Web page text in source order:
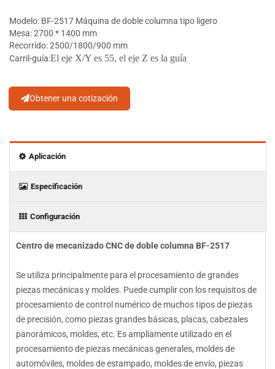
Modelo: BF-2517 Máquina de doble columna tipo ligero
Mesa: 2700 * 1400 mm
Recorrido: 2500/1800/900 mm
Carril-guía:El eje X/Y es 55, el eje Z es la guía
Obtener una cotización
Aplicación
Especificación
Configuración
Centro de mecanizado CNC de doble columna BF-2517
Se utiliza principalmente para el procesamiento de grandes
piezas mecánicas y moldes. Puede cumplir con los requisitos de
procesamiento de control numérico de muchos tipos de piezas
de precisión, como piezas grandes básicas, placas, cabezales
panorámicos, moldes, etc. Es ampliamente utilizado en el
procesamiento de piezas mecánicas generales, moldes de
automóviles, moldes de estampado, moldes de envío, piezas